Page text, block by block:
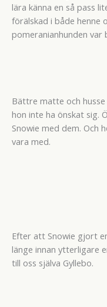
lära känna en så pass
förälskad i både henne
pomeranianhunden var
Bättre matte och husse
hon inte ha önskat sig.
Snowie med dem. Och
vara med.
Efter att Snowie gjort
länge innan ytterligare
till oss själva Gyllebo.